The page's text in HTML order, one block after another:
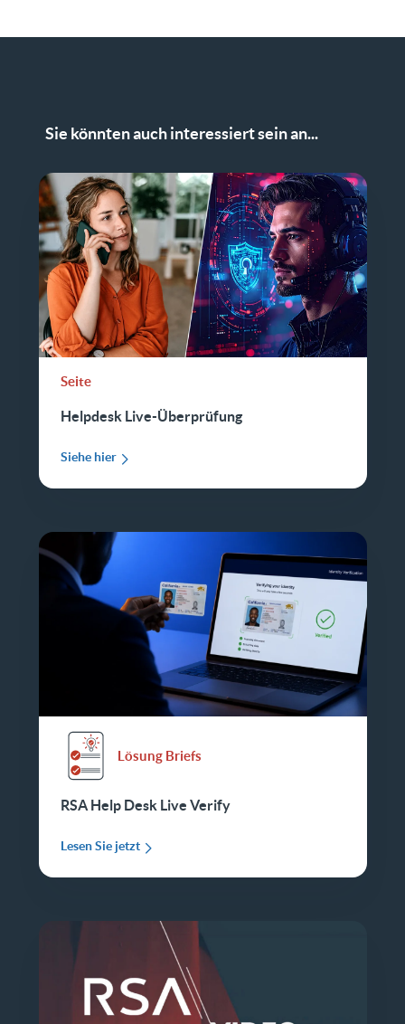
Sie könnten auch interessiert sein an...
Seite
Helpdesk Live-Überprüfung
Siehe hier
Lösung Briefs
RSA Help Desk Live Verify
Lesen Sie jetzt